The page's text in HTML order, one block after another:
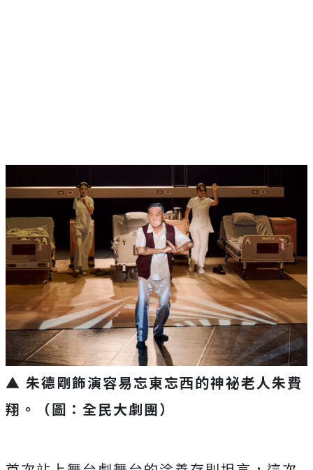
▲ 朱德剛飾演容易忘東忘西的神祕老人朱費
翔。（圖：全民大劇團）